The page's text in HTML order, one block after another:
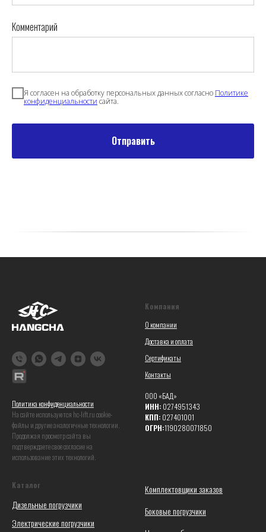
Комментарий
Я согласен на обработку персональных данных согласно Политике
конфиденциальности сайта.
Отправить
Политика конфиденциальности
На сайте используются hc-lift.ru coоkie-
файлы и другие аналогичные технологии.
Продолжая просмотр сайта вы
подтверждаете свое согласие на
использование этих технологий.
Компания
О компании
Доставка и оплата
Сертификаты
Контакты
ООО «БАД»
ИНН: 0274951343
КПП: 027401001
ОГРН:1190280071850
Каталог
Дизельные погрузчики
Электрические погрузчики
Комплектовщики заказов
Боковые погрузчики